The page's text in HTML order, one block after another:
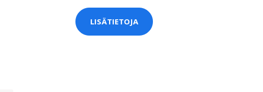
LISÄTIETOJA